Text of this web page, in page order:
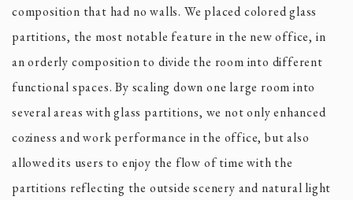
composition that had no walls. We placed colored glass
partitions, the most notable feature in the new office, in
an orderly composition to divide the room into different
functional spaces. By scaling down one large room into
several areas with glass partitions, we not only enhanced
coziness and work performance in the office, but also
allowed its users to enjoy the flow of time with the
partitions reflecting the outside scenery and natural light